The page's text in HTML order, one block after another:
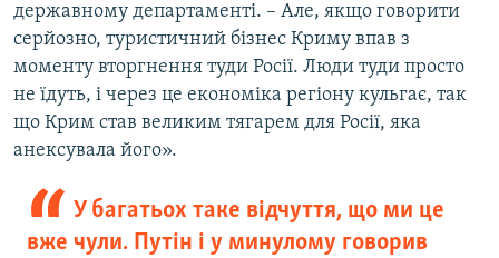
державному департаменті. – Але, якщо говорити
серйозно, туристичний бізнес Криму впав з
моменту вторгнення туди Росії. Люди туди просто
не їдуть, і через це економіка регіону кульгає, так
що Крим став великим тягарем для Росії, яка
анексувала його».
У багатьох таке відчуття, що ми це
вже чули. Путін і у минулому говорив